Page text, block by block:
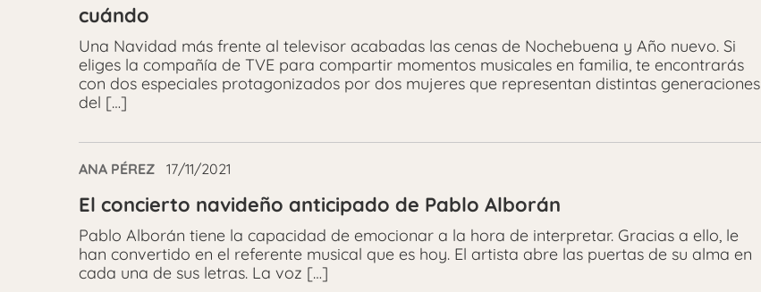
cuándo
Una Navidad más frente al televisor acabadas las cenas de Nochebuena y Año nuevo. Si
eliges la compañía de TVE para compartir momentos musicales en familia, te encontrarás
con dos especiales protagonizados por dos mujeres que representan distintas generaciones
del […]
ANA PÉREZ 17/11/2021
El concierto navideño anticipado de Pablo Alborán
Pablo Alborán tiene la capacidad de emocionar a la hora de interpretar. Gracias a ello, le
han convertido en el referente musical que es hoy. El artista abre las puertas de su alma en
cada una de sus letras. La voz […]